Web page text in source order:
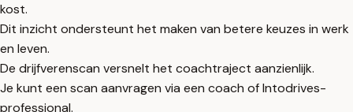
kost.
Dit inzicht ondersteunt het maken van betere keuzes in werk
en leven.
De drijfverenscan versnelt het coachtraject aanzienlijk.
Je kunt een scan aanvragen via een coach of Intodrives-
professional.